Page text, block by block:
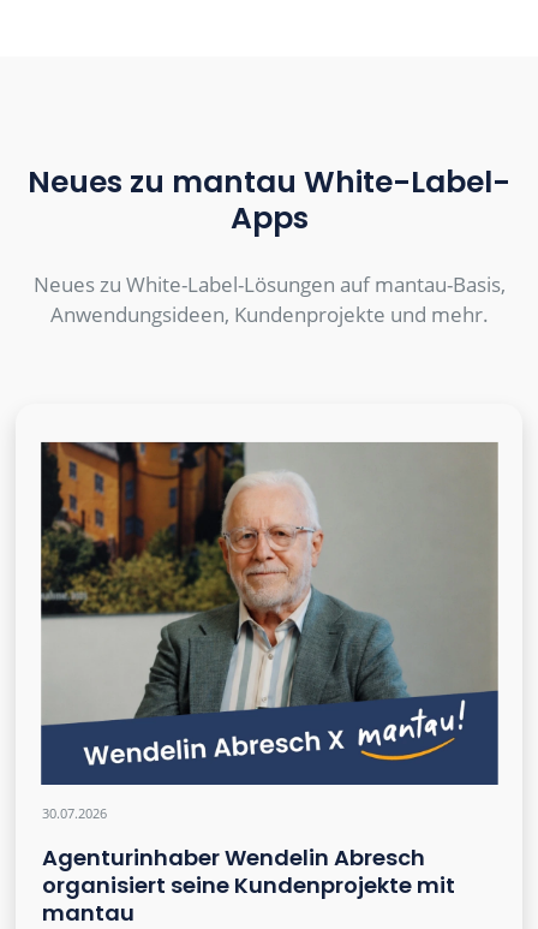
Neues zu mantau White-Label-
Apps
Neues zu White-Label-Lösungen auf mantau-Basis,
Anwendungsideen, Kundenprojekte und mehr.
30.07.2026
Agenturinhaber Wendelin Abresch
organisiert seine Kundenprojekte mit
mantau